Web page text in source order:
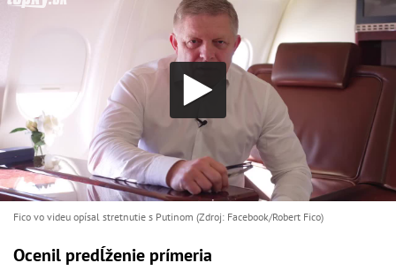
Fico vo videu opísal stretnutie s Putinom (Zdroj: Facebook/Robert Fico)
Ocenil predĺženie prímeria